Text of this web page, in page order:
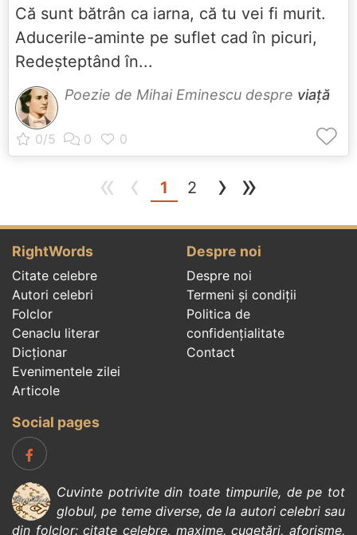
Că sunt bătrân ca iarna, că tu vei fi murit.
Aducerile-aminte pe suflet cad în picuri,
Redeşteptând în...
Poezie de Mihai Eminescu despre viață
« ‹ 1 (current)
2 › »
RightWords
Citate celebre
Autori celebri
Folclor
Cenaclu literar
Dicționar
Evenimentele zilei
Articole
Despre noi
Despre noi
Termeni și condiții
Politica de
confidenţialitate
Contact
Social pages
Cuvinte potrivite din toate timpurile, de pe tot
globul, pe teme diverse, de la autori celebrisau
din folclor:citate celebre, maxime,cugetări,aforisme,